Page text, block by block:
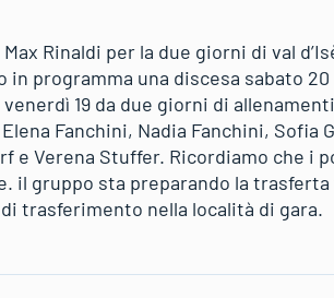
Rinaldi per la due giorni di val
in programma una discesa sabato
19 da due giorni di
Fanchini, Nadia Fanchini, Sofia
e Verena Stuffer. Ricordiamo che i
il gruppo sta preparando la
trasferimento nella località di gara.